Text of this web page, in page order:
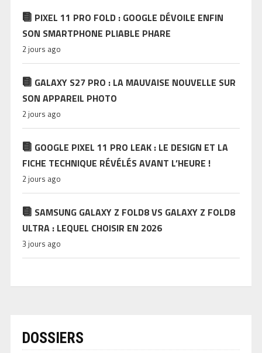
PIXEL 11 PRO FOLD : GOOGLE DÉVOILE ENFIN
SON SMARTPHONE PLIABLE PHARE
2 jours ago
GALAXY S27 PRO : LA MAUVAISE NOUVELLE SUR
SON APPAREIL PHOTO
2 jours ago
GOOGLE PIXEL 11 PRO LEAK : LE DESIGN ET LA
FICHE TECHNIQUE RÉVÉLÉS AVANT L’HEURE !
2 jours ago
SAMSUNG GALAXY Z FOLD8 VS GALAXY Z FOLD8
ULTRA : LEQUEL CHOISIR EN 2026
3 jours ago
DOSSIERS